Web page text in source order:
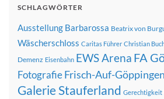
SCHLAGWÖRTER
Ausstellung Barbarossa Beatrix von
Wäscherschloss Caritas Führer Christian
Demenz Eisenbahn EWS Arena FA
FotografieFrisch-Auf-Göppingen
Galerie Stauferland Gerechtigkeit